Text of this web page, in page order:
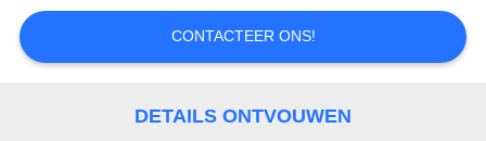
OP
CONTACTEER ONS!
DETAILS ONTVOUWEN